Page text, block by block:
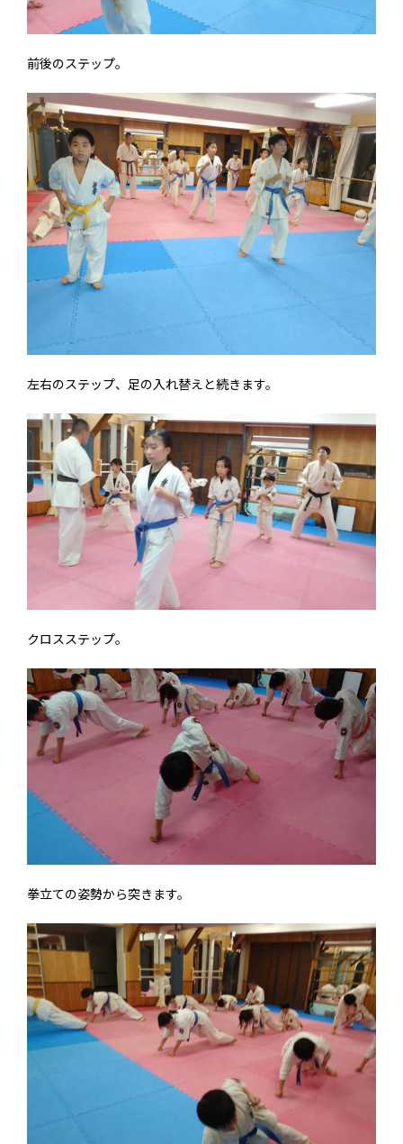
前後のステップ。
左右のステップ、足の入れ替えと続きます。
クロスステップ。
拳立ての姿勢から突きます。